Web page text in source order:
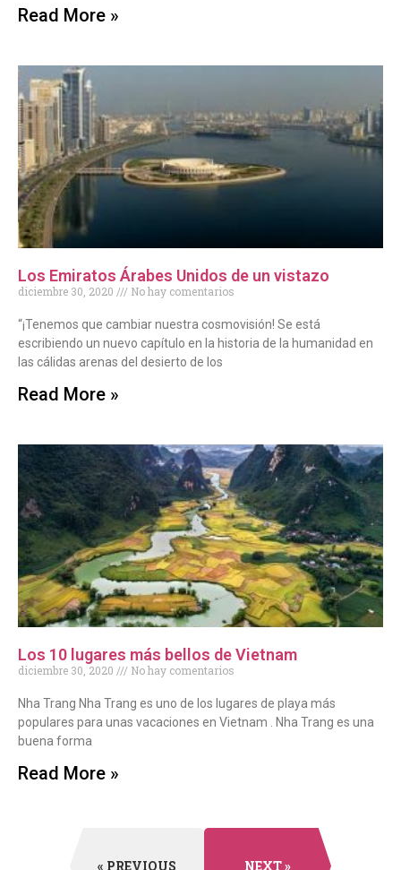
Read More »
Los Emiratos Árabes Unidos de un vistazo
diciembre 30, 2020 No hay comentarios
“¡Tenemos que cambiar nuestra cosmovisión! Se está
escribiendo un nuevo capítulo en la historia de la humanidad en
las cálidas arenas del desierto de los
Read More »
Los 10 lugares más bellos de Vietnam
diciembre 30, 2020 No hay comentarios
Nha Trang Nha Trang es uno de los lugares de playa más
populares para unas vacaciones en Vietnam . Nha Trang es una
buena forma
Read More »
« PREVIOUS NEXT »